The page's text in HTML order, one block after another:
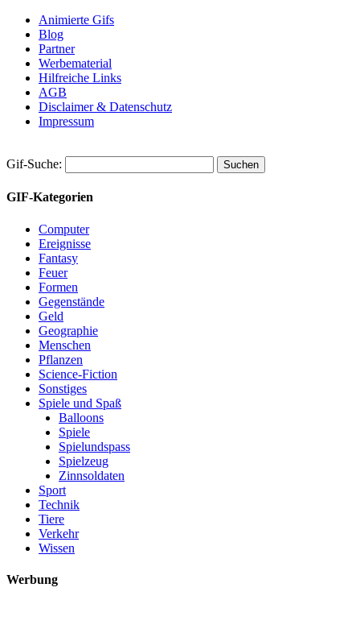
Animierte Gifs
Blog
Partner
Werbematerial
Hilfreiche Links
AGB
Disclaimer & Datenschutz
Impressum
Gif-Suche:
GIF-Kategorien
Computer
Ereignisse
Fantasy
Feuer
Formen
Gegenstände
Geld
Geographie
Menschen
Pflanzen
Science-Fiction
Sonstiges
Spiele und Spaß
Balloons
Spiele
Spielundspass
Spielzeug
Zinnsoldaten
Sport
Technik
Tiere
Verkehr
Wissen
Werbung